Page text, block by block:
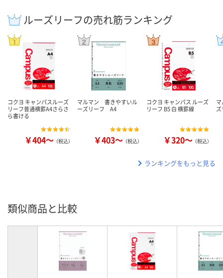
ルーズリーフの売れ筋ランキング
コクヨ キャンパスルーズ
リーフ普通横罫A4さらさ
ら書ける
￥404～ （税込）
マルマン 書きやすいル
ーズリーフ A4
￥403～ （税込）
コクヨ キャンパス ルーズ
リーフ B5 白 横罫線
￥320～ （税込）
ランキングをもっと見る
類似商品と比較